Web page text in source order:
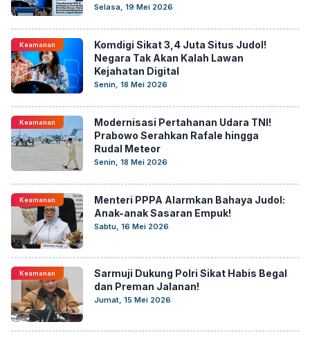
Selasa, 19 Mei 2026
Keamanan
Komdigi Sikat 3,4 Juta Situs Judol!
Negara Tak Akan Kalah Lawan
Kejahatan Digital
Senin, 18 Mei 2026
Keamanan
Modernisasi Pertahanan Udara TNI!
Prabowo Serahkan Rafale hingga
Rudal Meteor
Senin, 18 Mei 2026
Keamanan
Menteri PPPA Alarmkan Bahaya Judol:
Anak-anak Sasaran Empuk!
Sabtu, 16 Mei 2026
Keamanan
Sarmuji Dukung Polri Sikat Habis Begal
dan Preman Jalanan!
Jumat, 15 Mei 2026